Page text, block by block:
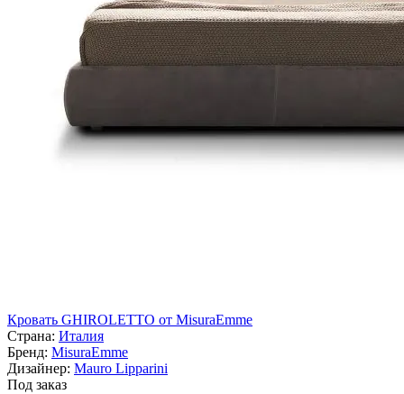
Кровать GHIROLETTO от MisuraEmme
Страна: Италия
Бренд: MisuraEmme
Дизайнер: Mauro Lipparini
Под заказ